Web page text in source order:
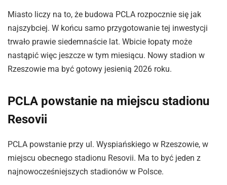
Miasto liczy na to, że budowa PCLA rozpocznie się jak
najszybciej. W końcu samo przygotowanie tej inwestycji
trwało prawie siedemnaście lat. Wbicie łopaty może
nastąpić więc jeszcze w tym miesiącu. Nowy stadion w
Rzeszowie ma być gotowy jesienią 2026 roku.
PCLA powstanie na miejscu stadionu
Resovii
PCLA powstanie przy ul. Wyspiańskiego w Rzeszowie, w
miejscu obecnego stadionu Resovii. Ma to być jeden z
najnowocześniejszych stadionów w Polsce.